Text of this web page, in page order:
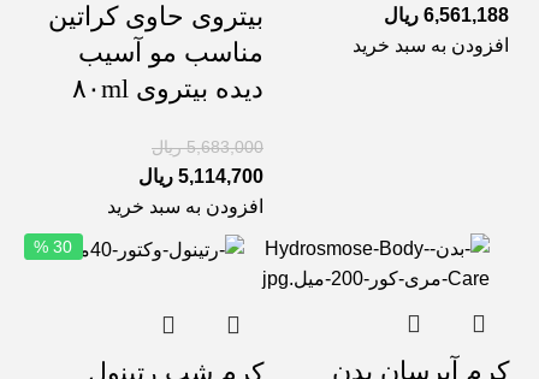
6,561,188 ریال
افزودن به سبد خرید
بیتروی حاوی کراتین
مناسب مو آسیب
دیده بیتروی ۸۰ml
5,683,000 ریال
5,114,700 ریال
افزودن به سبد خرید
کرم آبرسان بدن
30 %
کرم شب رتینول